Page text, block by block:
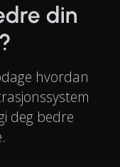
din
hvordan
deg bedre